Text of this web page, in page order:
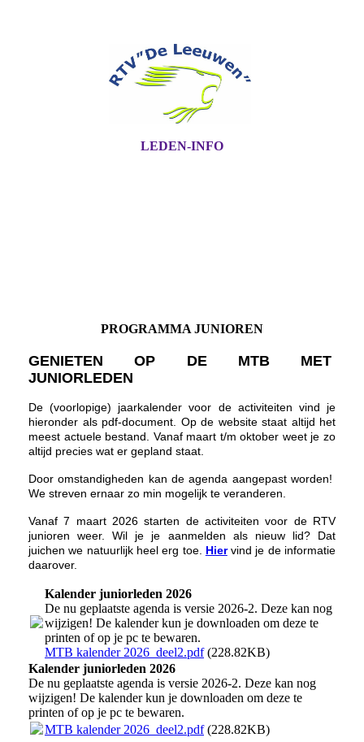
LEDEN-INFO
PROGRAMMA JUNIOREN
GENIETEN OP DE MTB MET
JUNIORLEDEN
De (voorlopige) jaarkalender voor de activiteiten vind je
hieronder als pdf-document. Op de website staat altijd het
meest actuele bestand. Vanaf maart t/m oktober weet je zo
altijd precies wat er gepland staat.
Door omstandigheden kan de agenda aangepast worden!
We streven ernaar zo min mogelijk te veranderen.
Vanaf 7 maart 2026 starten de activiteiten voor de RTV
junioren weer. Wil je je aanmelden als nieuw lid? Dat
juichen we natuurlijk heel erg toe. Hiervind je de informatie
daarover.
Kalender juniorleden 2026
De nu geplaatste agenda is versie 2026-2. Deze kan nog
wijzigen! De kalender kun je downloaden om deze te
printen of op je pc te bewaren.
MTB kalender 2026_deel2.pdf(228.82KB)
Kalender juniorleden 2026
De nu geplaatste agenda is versie 2026-2. Deze kan nog
wijzigen! De kalender kun je downloaden om deze te
printen of op je pc te bewaren.
MTB kalender 2026_deel2.pdf(228.82KB)